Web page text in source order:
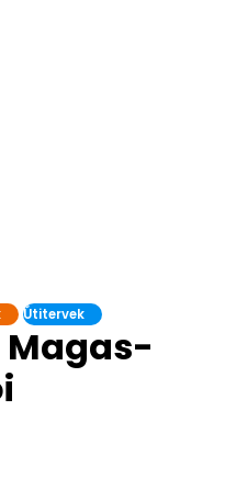
Útitervek
Magas-